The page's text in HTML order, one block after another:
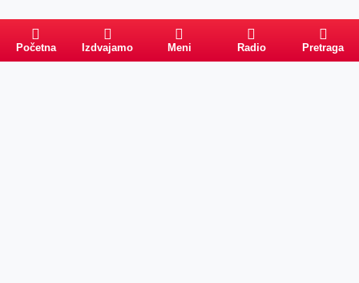
Početna Izdvajamo Meni Radio Pretraga